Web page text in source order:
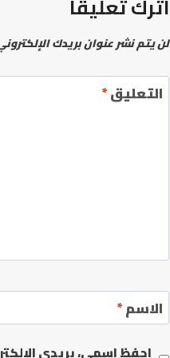
اترك تعليقاً
لن يتم نشر عنوان بريدك
التعليق*
الاسم*
احفظ اسمي، بريدي